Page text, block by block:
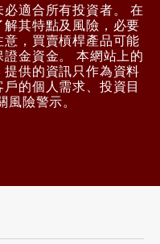
適合所有投資者。 在
其特點及風險，必要
，買賣槓桿產品可能
金資金。 本網站上的
供的資訊只作為資料
的個人需求、投資目
風險警示。